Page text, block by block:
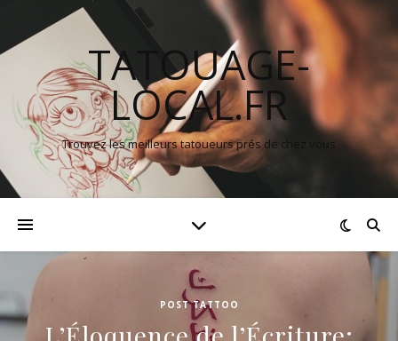
TATOUAGE-
LOCAL.FR
Trouvez les meilleurs tatoueurs prés de chez vous
POST TATTOO